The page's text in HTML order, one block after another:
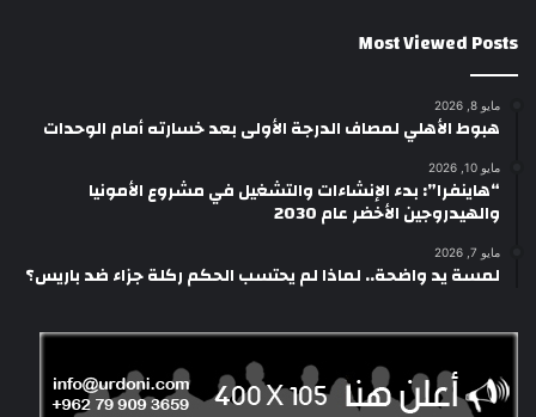
Most Viewed Posts
مايو 8, 2026
هبوط الأهلي لمصاف الدرجة الأولى بعد خسارته أمام الوحدات
مايو 10, 2026
“هاينفرا”: بدء الإنشاءات والتشغيل في مشروع الأمونيا
والهيدروجين الأخضر عام 2030
مايو 7, 2026
لمسة يد واضحة.. لماذا لم يحتسب الحكم ركلة جزاء ضد باريس؟